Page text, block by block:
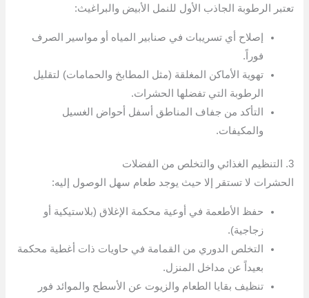
تعتبر الرطوبة الجاذب الأول للنمل الأبيض والبراغيث:
إصلاح أي تسريبات في صنابير المياه أو مواسير الصرف
فوراً.
تهوية الأماكن المغلقة (مثل المطابخ والحمامات) لتقليل
الرطوبة التي تفضلها الحشرات.
التأكد من جفاف المناطق أسفل أحواض الغسيل
والمكيفات.
3. التنظيم الغذائي والتخلص من الفضلات
الحشرات لا تستقر إلا حيث يوجد طعام سهل الوصول إليه:
حفظ الأطعمة في أوعية محكمة الإغلاق (بلاستيكية أو
زجاجية).
التخلص الدوري من القمامة في حاويات ذات أغطية محكمة
بعيداً عن مداخل المنزل.
تنظيف بقايا الطعام والزيوت عن الأسطح والموائد فور